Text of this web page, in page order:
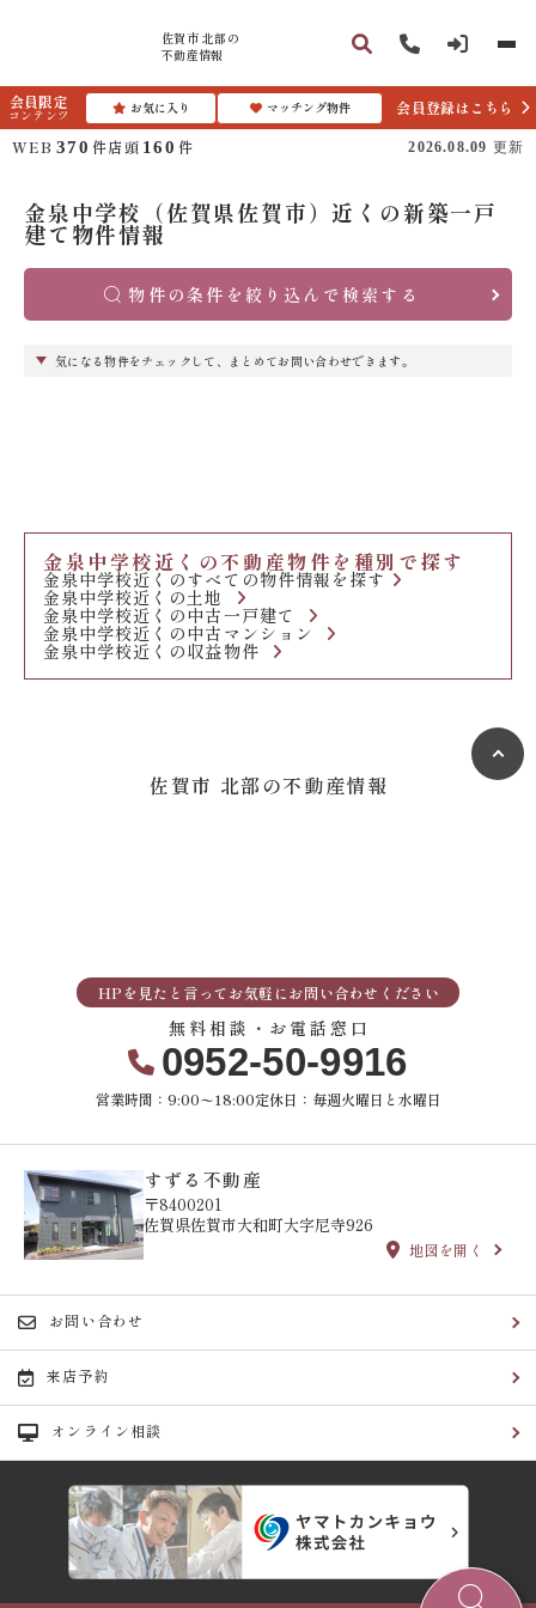
佐賀市 北部の
不動産情報
会員限定
コンテンツ お気に入り マッチング物件
会員登録はこちら
WEB 370 件店頭 160 件 2026.08.09 更新
金泉中学校（佐賀県佐賀市）近くの新築一戸
建て物件情報
物件の条件を絞り込んで検索する
気になる物件をチェックして、まとめてお問い合わせできます。
金泉中学校近くの不動産物件を種別で探す
金泉中学校近くのすべての物件情報を探す
金泉中学校近くの土地
金泉中学校近くの中古一戸建て
金泉中学校近くの中古マンション
金泉中学校近くの収益物件
佐賀市 北部の不動産情報
HPを見たと言ってお気軽にお問い合わせください
無料相談・お電話窓口
0952-50-9916
営業時間：9:00〜18:00定休日：毎週火曜日と水曜日
すずる不動産
〒8400201
佐賀県佐賀市大和町大字尼寺926
地図を開く
お問い合わせ
来店予約
オンライン相談